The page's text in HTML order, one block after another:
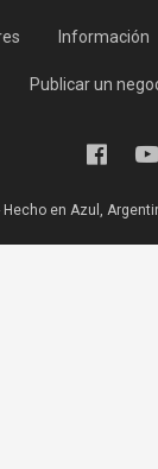
Información
Publicar un
en Azul,